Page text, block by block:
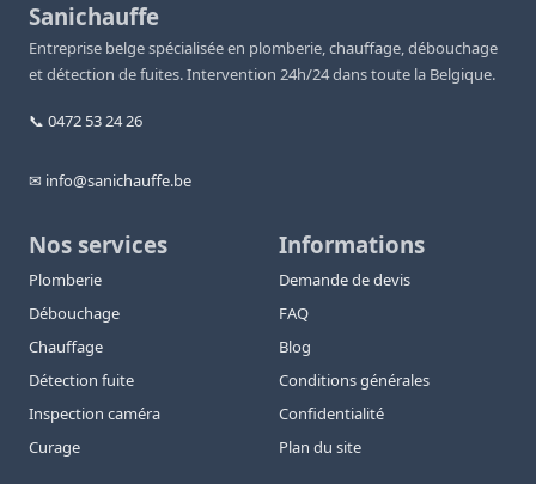
Sanichauffe
Entreprise belge spécialisée en plomberie, chauffage, débouchage
et détection de fuites. Intervention 24h/24 dans toute la Belgique.
📞 0472 53 24 26
✉ info@sanichauffe.be
Nos services
Plomberie
Débouchage
Chauffage
Détection fuite
Inspection caméra
Curage
Informations
Demande de devis
FAQ
Blog
Conditions générales
Confidentialité
Plan du site